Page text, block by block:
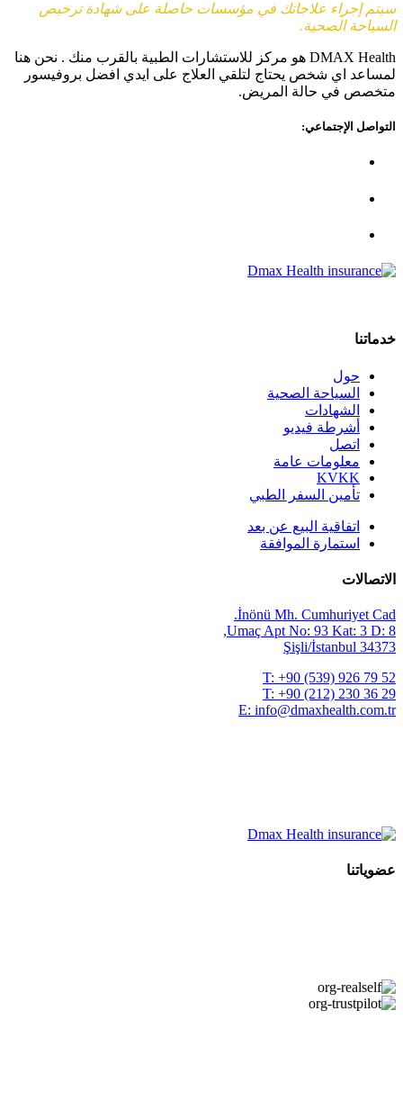
سيتم إجراء علاجاتك في مؤسسات حاصلة على شهادة ترخيص
السياحة الصحية.
DMAX Health هو مركز للاستشارات الطبية بالقرب منك . نحن هنا
لمساعد اي شخص يحتاج لتلقي العلاج على ايدي افضل بروفيسور
متخصص في حالة المريض.
التواصل الإجتماعي:
خدماتنا
حول
السياحة الصحية
الشهادات
أشرطة فيديو
اتصل
معلومات عامة
KVKK
تأمين السفر الطبي
اتفاقية البيع عن بعد
استمارة الموافقة
الاتصالات
İnönü Mh. Cumhuriyet Cad.
Umaç Apt No: 93 Kat: 3 D: 8,
34373 Şişli/İstanbul
T: +90 (539) 926 79 52
T: +90 (212) 230 36 29
E: info@dmaxhealth.com.tr
عضوياتنا